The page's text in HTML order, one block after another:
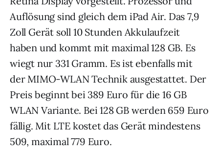
Auflösung sind gleich dem iPad Air. Das 7,9
Zoll Gerät soll 10 Stunden Akkulaufzeit
haben und kommt mit maximal 128 GB. Es
wiegt nur 331 Gramm. Es ist ebenfalls mit
der MIMO-WLAN Technik ausgestattet. Der
Preis beginnt bei 389 Euro für die 16 GB
WLAN Variante. Bei 128 GB werden 659 Euro
fällig. Mit LTE kostet das Gerät mindestens
509, maximal 779 Euro.